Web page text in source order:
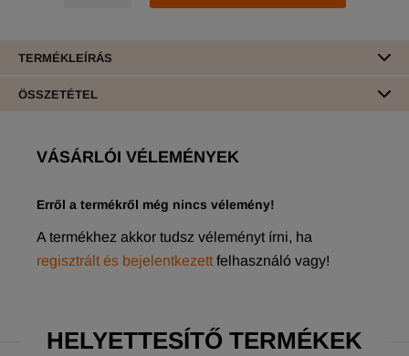
TERMÉKLEÍRÁS
ÖSSZETÉTEL
VÁSÁRLÓI VÉLEMÉNYEK
Erről a termékről még nincs vélemény!
A termékhez akkor tudsz véleményt írni, ha
regisztrált és bejelentkezett felhasználó vagy!
HELYETTESÍTŐ TERMÉKEK